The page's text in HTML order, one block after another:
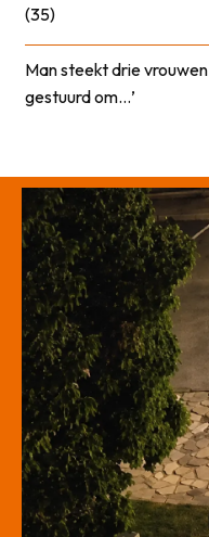
(35)
Man steekt drie
gestuurd om…’